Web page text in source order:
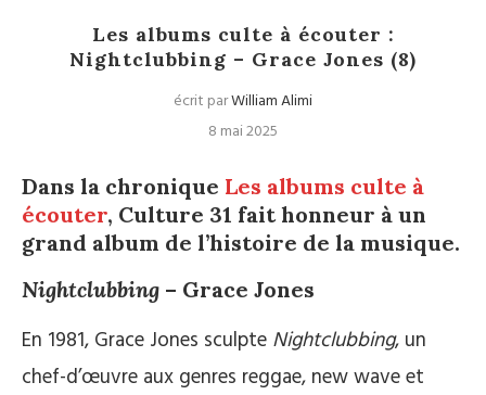
Pop / Rock / Rap
Les albums culte à écouter :
Nightclubbing – Grace Jones (8)
écrit parWilliam Alimi
8 mai 2025
Dans la chronique Les albums culte à
écouter, Culture 31 fait honneur à un
grand album de l’histoire de la musique.
Nightclubbing – Grace Jones
En 1981, Grace Jones sculpte Nightclubbing, un
chef-d’œuvre aux genres reggae, new wave et